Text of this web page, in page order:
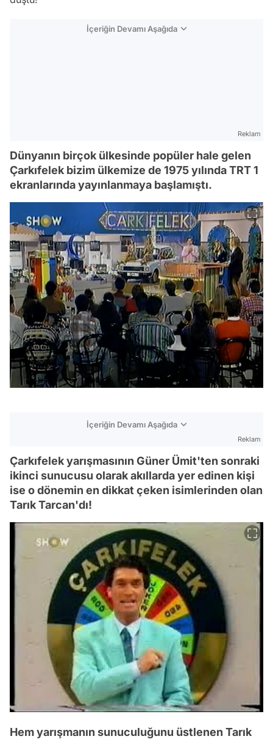
İçeriğin Devamı Aşağıda
Reklam
Dünyanın birçok ülkesinde popüler hale gelen
Çarkıfelek bizim ülkemize de 1975 yılında TRT 1
ekranlarında yayınlanmaya başlamıştı.
İçeriğin Devamı Aşağıda
Reklam
Çarkıfelek yarışmasının Güner Ümit'ten sonraki
ikinci sunucusu olarak akıllarda yer edinen kişi
ise o dönemin en dikkat çeken isimlerinden olan
Tarık Tarcan'dı!
Hem yarışmanın sunuculuğunu üstlenen Tarık